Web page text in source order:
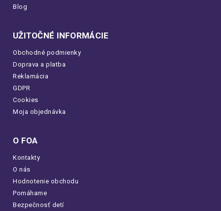
Blog
UŽITOČNÉ INFORMÁCIE
Obchodné podmienky
Doprava a platba
Reklamácia
GDPR
Cookies
Moja objednávka
O FOA
Kontakty
O nás
Hodnotenie obchodu
Pomáhame
Bezpečnosť detí